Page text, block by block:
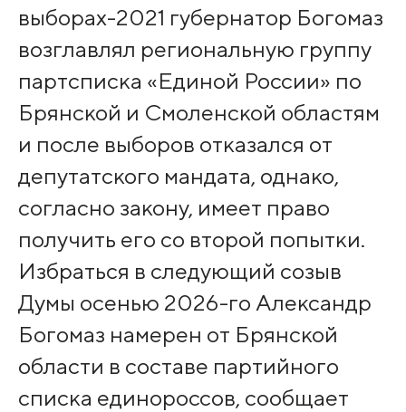
выборах-2021 губернатор Богомаз
возглавлял региональную группу
партсписка «Единой России» по
Брянской и Смоленской областям
и после выборов отказался от
депутатского мандата, однако,
согласно закону, имеет право
получить его со второй попытки.
Избраться в следующий созыв
Думы осенью 2026-го Александр
Богомаз намерен от Брянской
области в составе партийного
списка единороссов, сообщает